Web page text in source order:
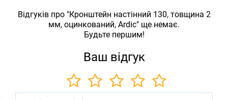
Відгуків про "Кронштейн настінний 130, товщина 2
мм, оцинкований, Ardic" ще немає.
Будьте першим!
Ваш відгук